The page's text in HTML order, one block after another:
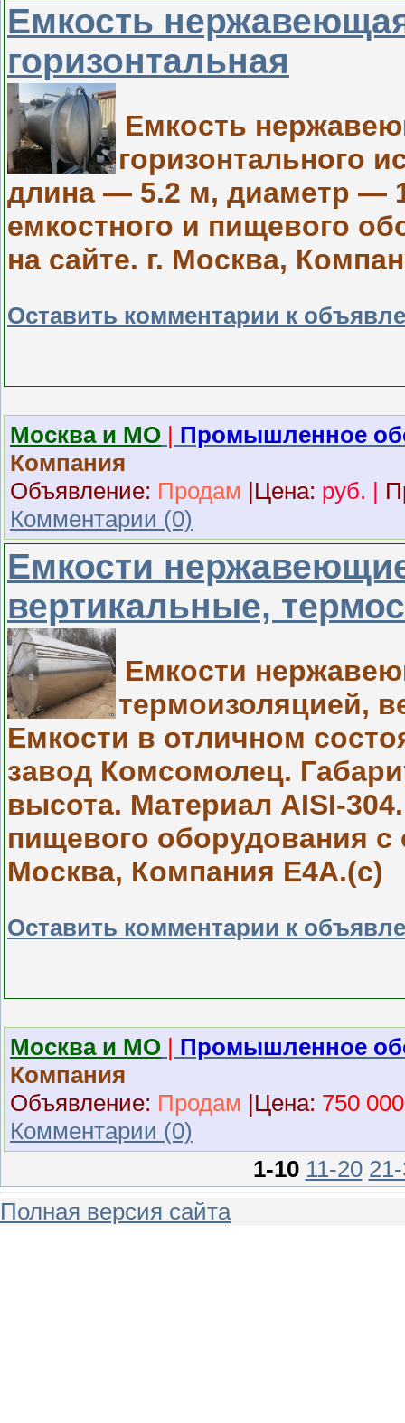
Емкость
горизонтальная
Емкость
горизонтального
длина — 5.2 м, диаметр —
емкостного и пищевого
на сайте. г. Москва,
Оставить комментарии к
Москва и МО | Промышленное
Компания
Объявление: Продам |Цена: руб. |
Комментарии (0)
Емкости
вертикальные, термос
Емкости
термоизоляцией,
Емкости в отличном
завод Комсомолец.
высота. Материал AISI-
пищевого оборудования с
Москва, Компания Е4А.(с)
Оставить комментарии к
Москва и МО | Промышленное
Компания
Объявление: Продам |Цена: 750 000
Комментарии (0)
1-10 11-20
Полная версия сайта